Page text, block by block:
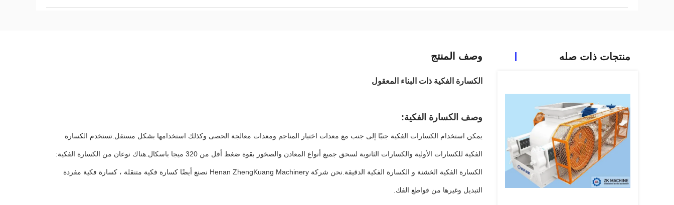
منتجات ذات صله وصف المنتج
الكسارة الفكية ذات البناء المعقول
وصف الكسارة الفكية:
يمكن استخدام الكسارات الفكية جنبًا إلى جنب مع معدات اختيار المناجم ومعدات معالجة الحصى وكذلك استخدامها بشكل مستقل.تستخدم الكسارة
الفكية للكسارات الأولية والكسارات الثانوية لسحق جميع أنواع المعادن والصخور بقوة ضغط أقل من 320 ميجا باسكال.هناك نوعان من الكسارة الفكية:
الكسارة الفكية الخشنة و الكسارة الفكية الدقيقة.نحن شركة Henan ZhengKuang Machinery نصنع أيضًا كسارة فكية متنقلة ، كسارة فكية مفردة
التبديل وغيرها من قواطع الفك.